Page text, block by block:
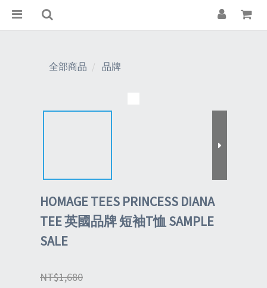
全部商品 品牌
HOMAGE TEES PRINCESS DIANA
TEE 英國品牌 短袖T恤 SAMPLE
SALE
NT$1,680